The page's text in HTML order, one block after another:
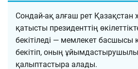
Сондай-ақ алғаш рет Қазақстан
қатысты президенттің
бекітіледі — мемлекет басшысы
бекітіп, оның
қалыптастыра алады.